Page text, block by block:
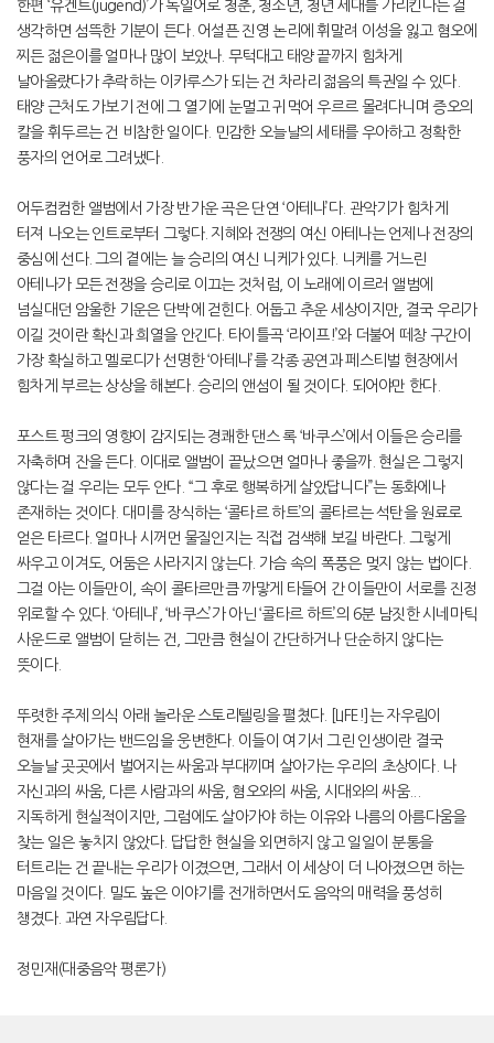
한편 ‘유겐트(jugend)’가 독일어로 청춘, 청소년, 청년 세대를 가리킨다는 걸
생각하면 섬뜩한 기분이 든다. 어설픈 진영 논리에 휘말려 이성을 잃고 혐오에
찌든 젊은이를 얼마나 많이 보았나. 무턱대고 태양 끝까지 힘차게
날아올랐다가 추락하는 이카루스가 되는 건 차라리 젊음의 특권일 수 있다.
태양 근처도 가보기 전에 그 열기에 눈멀고 귀먹어 우르르 몰려다니며 증오의
칼을 휘두르는 건 비참한 일이다. 민감한 오늘날의 세태를 우아하고 정확한
풍자의 언어로 그려냈다.
어두컴컴한 앨범에서 가장 반가운 곡은 단연 ‘아테나’다. 관악기가 힘차게
터져 나오는 인트로부터 그렇다. 지혜와 전쟁의 여신 아테나는 언제나 전장의
중심에 선다. 그의 곁에는 늘 승리의 여신 니케가 있다. 니케를 거느린
아테나가 모든 전쟁을 승리로 이끄는 것처럼, 이 노래에 이르러 앨범에
넘실대던 암울한 기운은 단박에 걷힌다. 어둡고 추운 세상이지만, 결국 우리가
이길 것이란 확신과 희열을 안긴다. 타이틀곡 ‘라이프!’와 더불어 떼창 구간이
가장 확실하고 멜로디가 선명한 ‘아테나’를 각종 공연과 페스티벌 현장에서
힘차게 부르는 상상을 해본다. 승리의 앤섬이 될 것이다. 되어야만 한다.
포스트 펑크의 영향이 감지되는 경쾌한 댄스 록 ‘바쿠스’에서 이들은 승리를
자축하며 잔을 든다. 이대로 앨범이 끝났으면 얼마나 좋을까. 현실은 그렇지
않다는 걸 우리는 모두 안다. “그 후로 행복하게 살았답니다”는 동화에나
존재하는 것이다. 대미를 장식하는 ‘콜타르 하트’의 콜타르는 석탄을 원료로
얻은 타르다. 얼마나 시꺼먼 물질인지는 직접 검색해 보길 바란다. 그렇게
싸우고 이겨도, 어둠은 사라지지 않는다. 가슴 속의 폭풍은 멎지 않는 법이다.
그걸 아는 이들만이, 속이 콜타르만큼 까맣게 타들어 간 이들만이 서로를 진정
위로할 수 있다. ‘아테나’, ‘바쿠스’가 아닌 ‘콜타르 하트’의 6분 남짓한 시네마틱
사운드로 앨범이 닫히는 건, 그만큼 현실이 간단하거나 단순하지 않다는
뜻이다.
뚜렷한 주제 의식 아래 놀라운 스토리텔링을 펼쳤다. [LIFE!]는 자우림이
현재를 살아가는 밴드임을 웅변한다. 이들이 여기서 그린 인생이란 결국
오늘날 곳곳에서 벌어지는 싸움과 부대끼며 살아가는 우리의 초상이다. 나
자신과의 싸움, 다른 사람과의 싸움, 혐오와의 싸움, 시대와의 싸움...
지독하게 현실적이지만, 그럼에도 살아가야 하는 이유와 나름의 아름다움을
찾는 일은 놓치지 않았다. 답답한 현실을 외면하지 않고 일일이 분통을
터트리는 건 끝내는 우리가 이겼으면, 그래서 이 세상이 더 나아졌으면 하는
마음일 것이다. 밀도 높은 이야기를 전개하면서도 음악의 매력을 풍성히
챙겼다. 과연 자우림답다.
정민재(대중음악 평론가)